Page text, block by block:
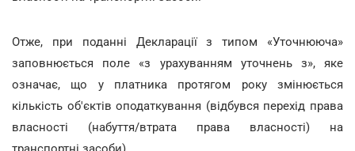
Отже, при поданні Декларації з типом «Уточнююча»
заповнюється поле «з урахуванням уточнень з», яке
означає, що у платника протягом року змінюється
кількість об'єктів оподаткування (відбувся перехід права
власності (набуття/втрата права власності) на